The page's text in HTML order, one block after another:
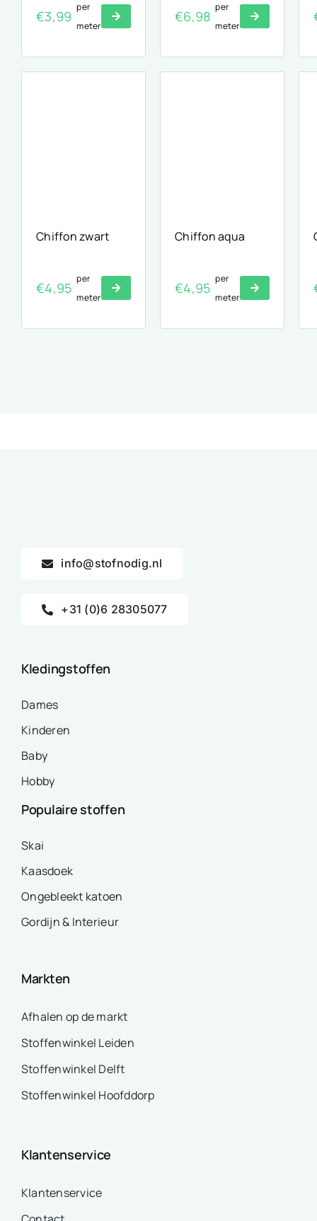
€3,99
per
meter
€6,98
per
meter
Chiffon zwart
€4,95
per
meter
Chiffon aqua
€4,95
per
meter
info@stofnodig.nl
+31 (0)6 28305077
Kledingstoffen
Dames
Kinderen
Baby
Hobby
Populaire stoffen
Skai
Kaasdoek
Ongebleekt katoen
Gordijn & Interieur
Markten
Afhalen op de markt
Stoffenwinkel Leiden
Stoffenwinkel Delft
Stoffenwinkel Hoofddorp
Klantenservice
Klantenservice